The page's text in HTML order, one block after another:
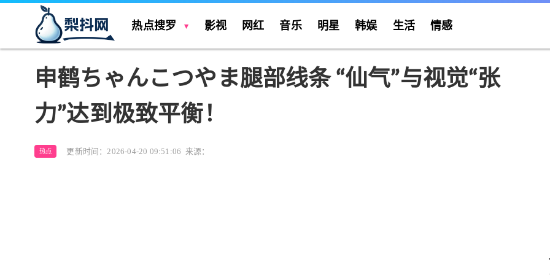
热点搜罗 影视 网红 音乐 明星 韩娱 生活 情感
申鹤ちゃんこつやま腿部线条 “仙气”与视觉“张
力”达到极致平衡！
热点 更新时间：2026-04-20 09:51:06 来源：